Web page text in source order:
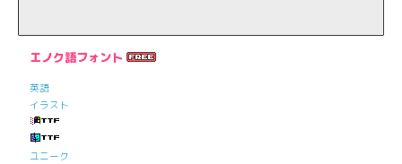
エノク語フォント
英語
イラスト
ユニーク